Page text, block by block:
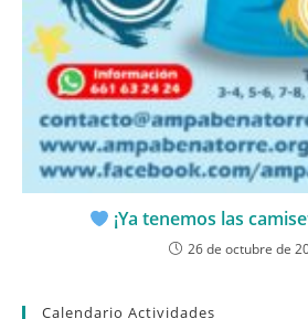
¡Ya tenemos las
26 de octubre de
Calendario Actividades